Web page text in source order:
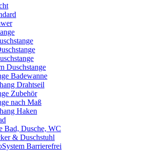
Duschstange
Badewanne
Drahtseil
Zubehör
nach Maß
Haken
Bad, Dusche, WC
& Duschstuhl
Barrierefrei